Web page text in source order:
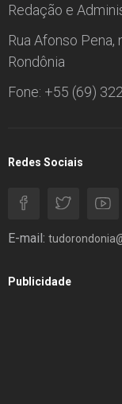
Redação e
Rua Afonso
Rondônia
Fone: +55 (69)
Redes Sociais
E-mail:
Publicidade